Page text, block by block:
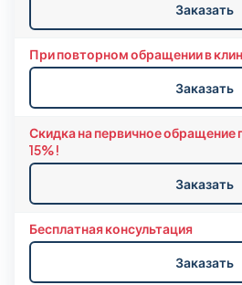
Заказать
При повторном обращении в
Заказать
Скидка на первичное обращение
15%!
Заказать
Бесплатная консультация
Заказать